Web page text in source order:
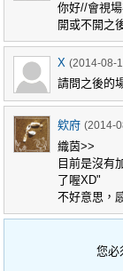
你好//會視
開或不開之
X (2014-08-
請問之後的
欸府 (2014-
織茵>>
目前是沒有
了喔XD"
不好意思，
您